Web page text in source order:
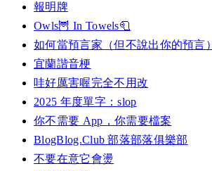
報明牌
Owls🦉 In Towels🧻
如何當預言家（但不說出你的預言）
宜蘭諧音梗
哇好厲害喔完全不用改
2025 年度單字：slop
你不需要 App，你需要檔案
BlogBlog.Club 部落部落俱樂部
不要在意它會燙